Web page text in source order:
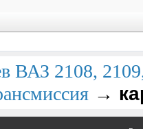
ВАЗ 2108,
→